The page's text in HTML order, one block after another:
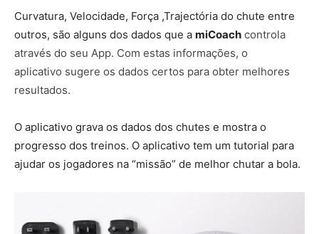
Curvatura, Velocidade, Força ,Trajectória do chute entre
outros, são alguns dos dados que a miCoach controla
através do seu App. Com estas informações, o
aplicativo sugere os dados certos para obter melhores
resultados.
O aplicativo grava os dados dos chutes e mostra o
progresso dos treinos. O aplicativo tem um tutorial para
ajudar os jogadores na “missão” de melhor chutar a bola.